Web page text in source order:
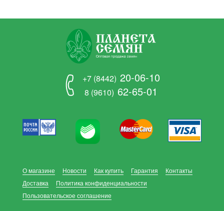
+7 (8442) 20-06-10
8 (9610) 62-65-01
О магазине Новости Как купить Гарантия
Контакты
Доставка
Политика конфиденциальности
Пользовательское соглашение